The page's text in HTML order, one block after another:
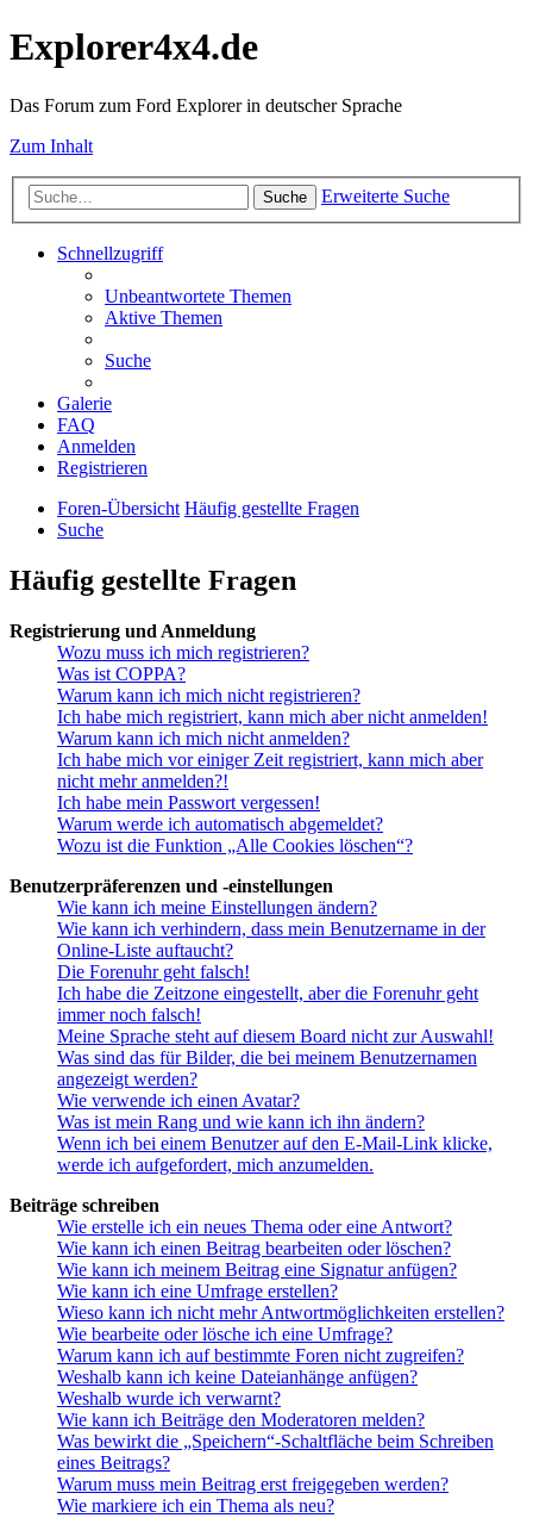
Explorer4x4.de
Das Forum zum Ford Explorer in deutscher Sprache
Zum Inhalt
Suche Erweiterte Suche
Schnellzugriff
Unbeantwortete Themen
Aktive Themen
Suche
Galerie
FAQ
Anmelden
Registrieren
Foren-Übersicht Häufig gestellte Fragen
Suche
Häufig gestellte Fragen
Registrierung und Anmeldung
Wozu muss ich mich registrieren?
Was ist COPPA?
Warum kann ich mich nicht registrieren?
Ich habe mich registriert, kann mich aber nicht anmelden!
Warum kann ich mich nicht anmelden?
Ich habe mich vor einiger Zeit registriert, kann mich aber
nicht mehr anmelden?!
Ich habe mein Passwort vergessen!
Warum werde ich automatisch abgemeldet?
Wozu ist die Funktion „Alle Cookies löschen“?
Benutzerpräferenzen und -einstellungen
Wie kann ich meine Einstellungen ändern?
Wie kann ich verhindern, dass mein Benutzername in der
Online-Liste auftaucht?
Die Forenuhr geht falsch!
Ich habe die Zeitzone eingestellt, aber die Forenuhr geht
immer noch falsch!
Meine Sprache steht auf diesem Board nicht zur Auswahl!
Was sind das für Bilder, die bei meinem Benutzernamen
angezeigt werden?
Wie verwende ich einen Avatar?
Was ist mein Rang und wie kann ich ihn ändern?
Wenn ich bei einem Benutzer auf den E-Mail-Link klicke,
werde ich aufgefordert, mich anzumelden.
Beiträge schreiben
Wie erstelle ich ein neues Thema oder eine Antwort?
Wie kann ich einen Beitrag bearbeiten oder löschen?
Wie kann ich meinem Beitrag eine Signatur anfügen?
Wie kann ich eine Umfrage erstellen?
Wieso kann ich nicht mehr Antwortmöglichkeiten erstellen?
Wie bearbeite oder lösche ich eine Umfrage?
Warum kann ich auf bestimmte Foren nicht zugreifen?
Weshalb kann ich keine Dateianhänge anfügen?
Weshalb wurde ich verwarnt?
Wie kann ich Beiträge den Moderatoren melden?
Was bewirkt die „Speichern“-Schaltfläche beim Schreiben
eines Beitrags?
Warum muss mein Beitrag erst freigegeben werden?
Wie markiere ich ein Thema als neu?